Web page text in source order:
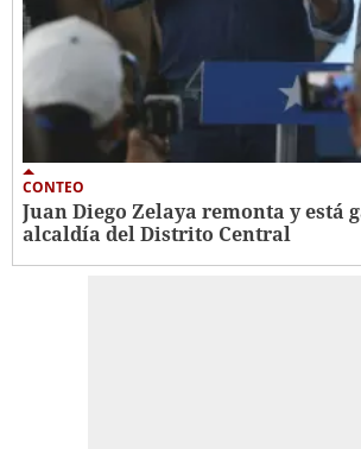
CONTEO
Juan Diego Zelaya remonta y está
alcaldía del Distrito Central